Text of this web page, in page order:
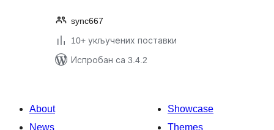
sync667
10+ укључених поставки
Испробан са 3.4.2
About
News
Showcase
Themes